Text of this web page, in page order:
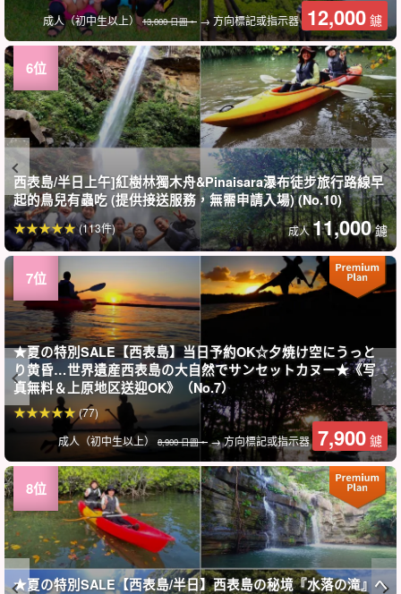
成人（初中生以上）13,000 日圓。 → 方向標記或指示器 12,000 鑢
西表島/半日上午]紅樹林獨木舟&Pinaisara瀑布徒步旅行路線早
起的鳥兒有蟲吃 (提供接送服務，無需申請入場) (No.10)
成人11,000 鑢
(113件)
★夏の特別SALE【西表島】当日予約OK☆夕焼け空にうっと
り黄昏…世界遺産西表島の大自然でサンセットカヌー★《写
真無料＆上原地区送迎OK》（No.7）
成人（初中生以上） 8,900 日圓。→ 方向標記或指示器 7,900 鑢
(77)
★夏の特別SALE【西表島/半日】西表島の秘境『水落の滝』へ